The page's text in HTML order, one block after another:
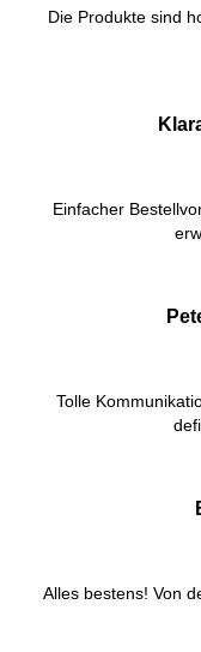
Die Produkte sind
Einfacher
Tolle
Alles bestens! Von